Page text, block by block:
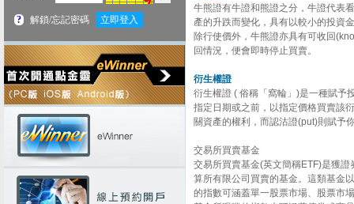
牛熊證有牛證和熊證之分，牛證代表
產的升跌而變化，具有以較小的投資
除行使價外，牛熊證亦具有可收回
回情況，便會即時停止買賣。
衍生權證
​衍生權證 ( 俗稱「窩輪」)是一種賦予
指定日期或之前，以指定價格買賣該
關資產的權利，而認沽證(put)則賦予
交易所買賣基金
交易所買賣基金(英文簡稱ETF)是獲
算所有限公司買賣的基金。這類基金
的指數可涵蓋單一股票市場、股票市